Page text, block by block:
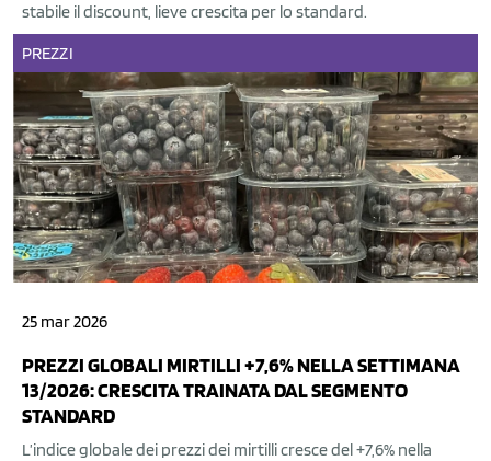
stabile il discount, lieve crescita per lo standard.
PREZZI
25 mar 2026
PREZZI GLOBALI MIRTILLI +7,6% NELLA SETTIMANA
13/2026: CRESCITA TRAINATA DAL SEGMENTO
STANDARD
L’indice globale dei prezzi dei mirtilli cresce del +7,6% nella